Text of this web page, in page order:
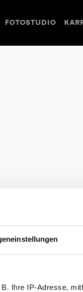
Ihre IP-Adresse,
FOTOSTUDIO